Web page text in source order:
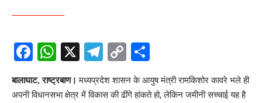
Facebook
WhatsApp
X Telegram
Copy
Link
बालाघाट, राष्ट्रबाण। मध्यप्रदेश शासन के आयुष मंत्री रामकिशोर कावरे भले ही
अपनी विधानसभा क्षेत्र में विकास की ढींगे हांकते हो, लेकिन जमीनी सच्चाई यह है